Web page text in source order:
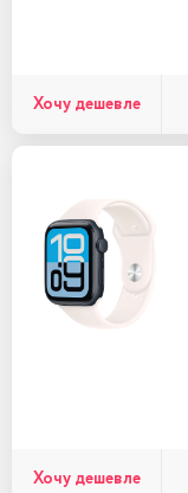
Хочу дешевле
Хочу дешевле